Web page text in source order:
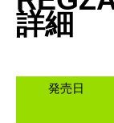
詳細
発売日